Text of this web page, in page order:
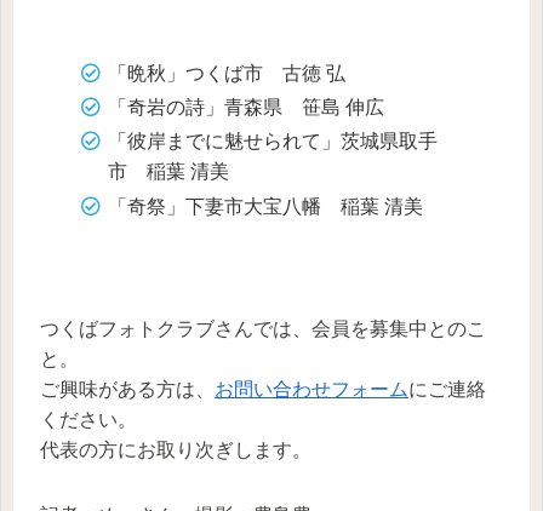
「晩秋」つくば市 古徳 弘
「奇岩の詩」青森県 笹島 伸広
「彼岸までに魅せられて」茨城県取手
市 稲葉 清美
「奇祭」下妻市大宝八幡 稲葉 清美
つくばフォトクラブさんでは、会員を募集中とのこ
と。
ご興味がある方は、 お問い合わせフォームにご連絡
ください。
代表の方にお取り次ぎします。